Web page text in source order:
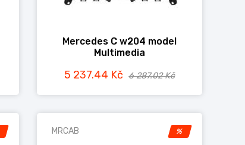
Mercedes C w204 model
Multimedia
5 237.44 Kč 6 287.02 Kč
%
MRCAB